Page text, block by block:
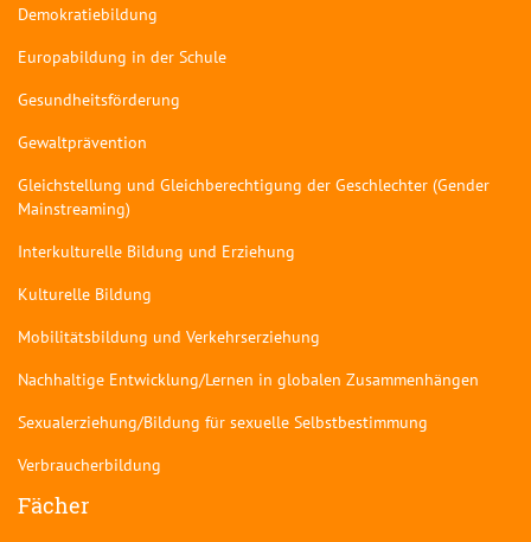
Demokratiebildung
Europabildung in der Schule
Gesundheitsförderung
Gewaltprävention
Gleichstellung und Gleichberechtigung der Geschlechter (Gender
Mainstreaming)
Interkulturelle Bildung und Erziehung
Kulturelle Bildung
Mobilitätsbildung und Verkehrserziehung
Nachhaltige Entwicklung/Lernen in globalen Zusammenhängen
Sexualerziehung/Bildung für sexuelle Selbstbestimmung
Verbraucherbildung
Fächer